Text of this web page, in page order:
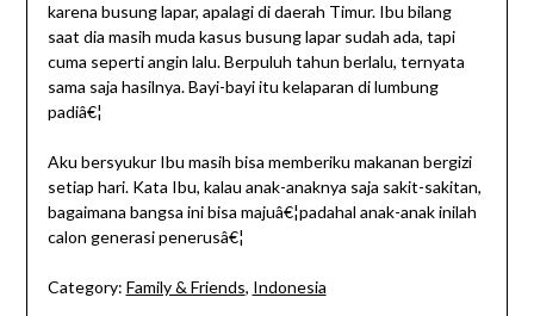
karena busung lapar, apalagi di daerah Timur. Ibu bilang
saat dia masih muda kasus busung lapar sudah ada, tapi
cuma seperti angin lalu. Berpuluh tahun berlalu, ternyata
sama saja hasilnya. Bayi-bayi itu kelaparan di lumbung
padiâ€¦
Aku bersyukur Ibu masih bisa memberiku makanan bergizi
setiap hari. Kata Ibu, kalau anak-anaknya saja sakit-sakitan,
bagaimana bangsa ini bisa majuâ€¦padahal anak-anak inilah
calon generasi penerusâ€¦
Category: Family & Friends, Indonesia